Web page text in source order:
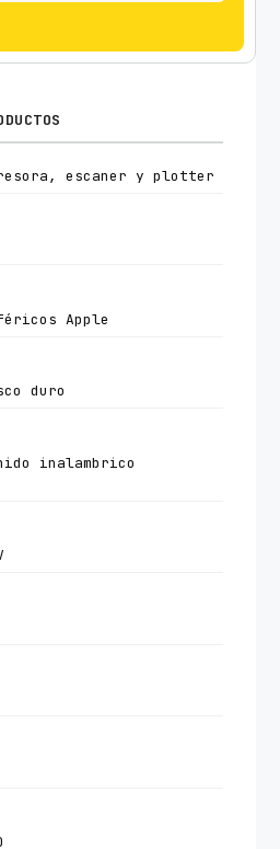
escaner y plotter
Apple
duro
inalambrico